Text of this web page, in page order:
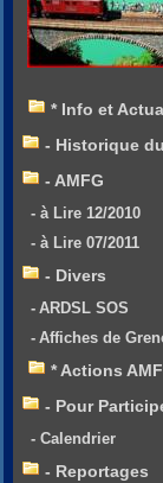
* Info et
- Historique
- AMFG
- à Lire 12/2010
- à Lire 07/2011
- Divers
- ARDSL SOS
- Affiches de
* Actions
- Pour
- Calendrier
- Reportages